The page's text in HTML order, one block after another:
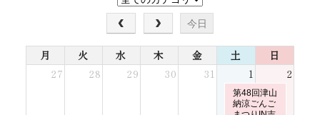
今日
月 火 水 木 金 土
日
27
28 29 30 31 1 2
土
曜
日,
第48回津山
納涼ごんご